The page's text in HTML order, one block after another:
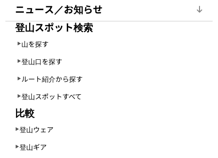
ニュース／お知らせ
登山スポット検索
山を探す
登山口を探す
ルート紹介から探す
登山スポットすべて
比較
登山ウェア
登山ギア